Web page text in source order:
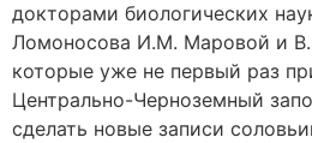
докторами биологических
Ломоносова И.М. Маровой и
которые уже не первый раз
Центрально-Черноземный
сделать новые записи